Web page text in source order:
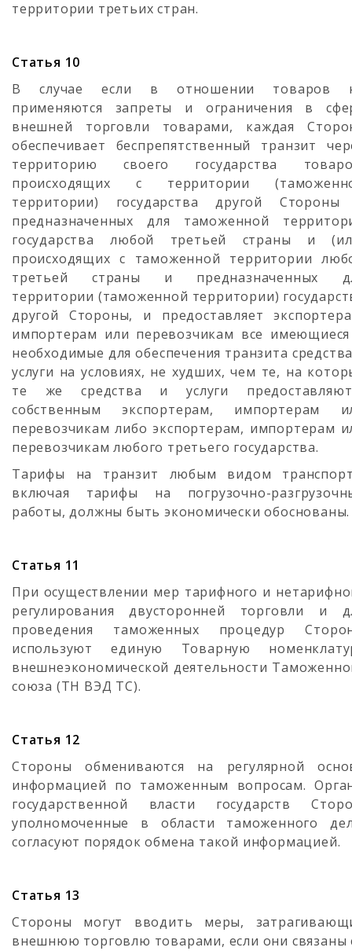
территории третьих стран.
Статья 10
В случае если в отношении товаров
применяются запреты и ограничения в
внешней торговли товарами, каждая
обеспечивает беспрепятственный транзит
территорию своего государства
происходящих с территории
территории) государства другой
предназначенных для таможенной
государства любой третьей страны и
происходящих с таможенной территории
третьей страны и предназначенных
территории (таможенной территории)
другой Стороны, и предоставляет
импортерам или перевозчикам все
необходимые для обеспечения транзита
услуги на условиях, не худших, чем те, на
те же средства и услуги
собственным экспортерам, импортерам
перевозчикам либо экспортерам, импортерам
перевозчикам любого третьего государства.
Тарифы на транзит любым видом
включая тарифы на погрузочно-
работы, должны быть экономически обоснованы.
Статья 11
При осуществлении мер тарифного и
регулирования двусторонней торговли и
проведения таможенных процедур
используют единую Товарную
внешнеэкономической деятельности
союза (ТН ВЭД ТС).
Статья 12
Стороны обмениваются на регулярной
информацией по таможенным вопросам.
государственной власти государств
уполномоченные в области таможенного
согласуют порядок обмена такой информацией.
Статья 13
Стороны могут вводить меры,
внешнюю торговлю товарами, если они связаны